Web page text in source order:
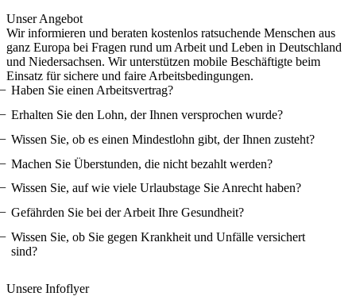
Unser Angebot
Wir informieren und beraten kostenlos ratsuchende Menschen aus
ganz Europa bei Fragen rund um Arbeit und Leben in Deutschland
und Niedersachsen. Wir unterstützen mobile Beschäftigte beim
Einsatz für sichere und faire Arbeitsbedingungen.
Haben Sie einen Arbeitsvertrag?
Erhalten Sie den Lohn, der Ihnen versprochen wurde?
Wissen Sie, ob es einen Mindestlohn gibt, der Ihnen zusteht?
Machen Sie Überstunden, die nicht bezahlt werden?
Wissen Sie, auf wie viele Urlaubstage Sie Anrecht haben?
Gefährden Sie bei der Arbeit Ihre Gesundheit?
Wissen Sie, ob Sie gegen Krankheit und Unfälle versichert
sind?
Unsere Infoflyer